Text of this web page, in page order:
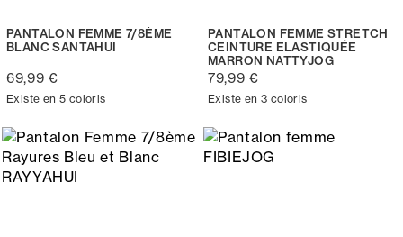
PANTALON FEMME 7/8ÈME
BLANC SANTAHUI
69,99 €
Existe en 5 coloris
PANTALON FEMME STRETCH
CEINTURE ELASTIQUÉE
MARRON NATTYJOG
79,99 €
Existe en 3 coloris